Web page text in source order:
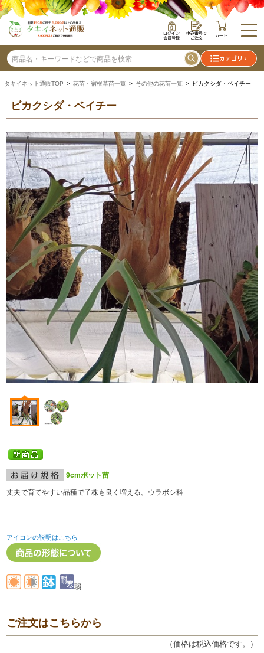
ログイン
会員登録
申込番号で
ご注文 カート
カテゴリ
タキイネット通販TOP > 花苗・宿根草苗一覧 > その他の花苗一覧 > ビカクシダ・ベイチー
ビカクシダ・ベイチー
9cmポット苗
丈夫で育てやすい品種で子株も良く増える。ウラボシ科
アイコンの説明はこちら
弱
ご注文はこちらから
（価格は税込価格です。）